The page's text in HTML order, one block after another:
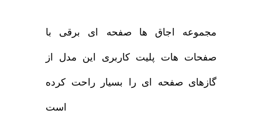
مجموعه اجاق ها صفحه ای برقی با
صفحات هات پلیت کاربری این مدل از
گازهای صفحه ای را بسیار راحت کرده
است